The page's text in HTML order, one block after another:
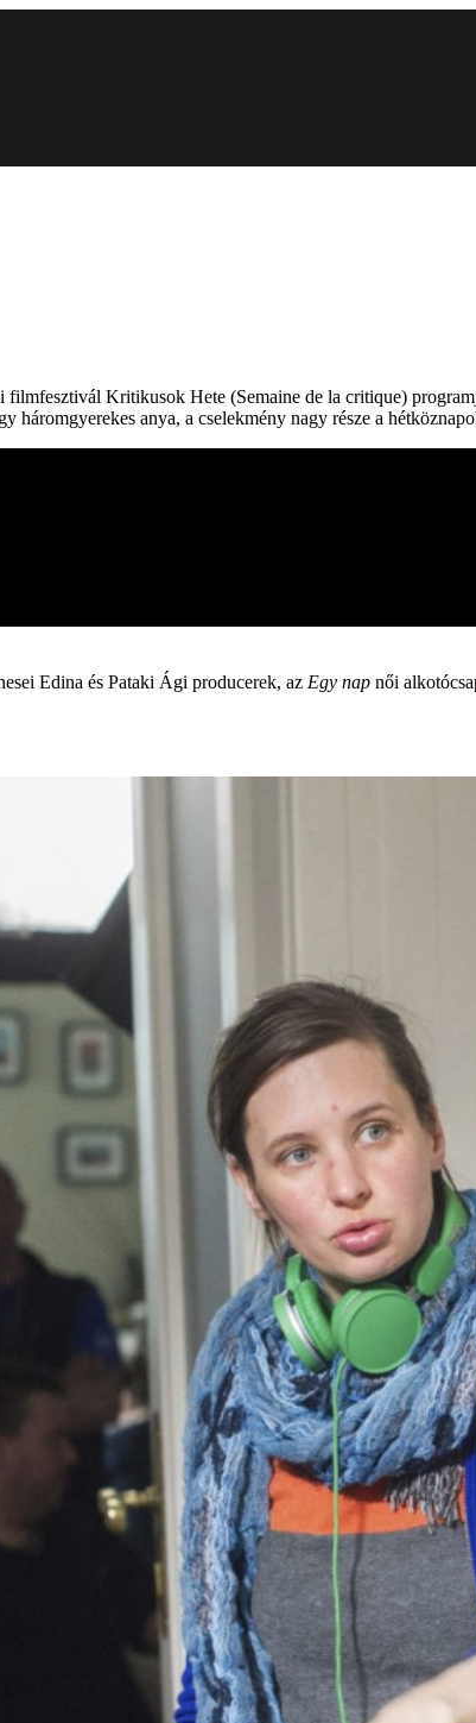
filmfesztivál Kritikusok Hete (Semaine de la critique)
anya, a cselekmény nagy része a
Edina és Pataki Ági producerek, az Egy nap női